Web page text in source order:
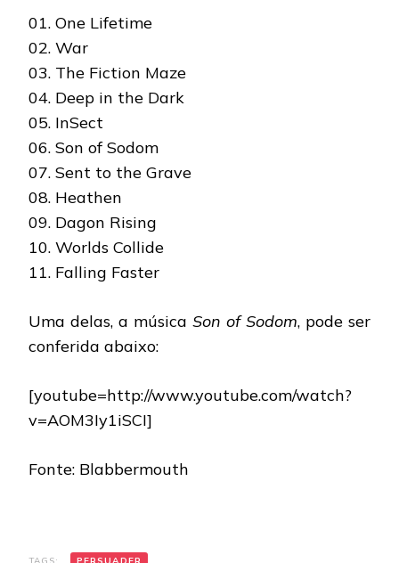
01. One Lifetime
02. War
03. The Fiction Maze
04. Deep in the Dark
05. InSect
06. Son of Sodom
07. Sent to the Grave
08. Heathen
09. Dagon Rising
10. Worlds Collide
11. Falling Faster
Uma delas, a música Son of Sodom, pode ser
conferida abaixo:
[youtube=http://www.youtube.com/watch?
v=AOM3Iy1iSCI]
Fonte: Blabbermouth